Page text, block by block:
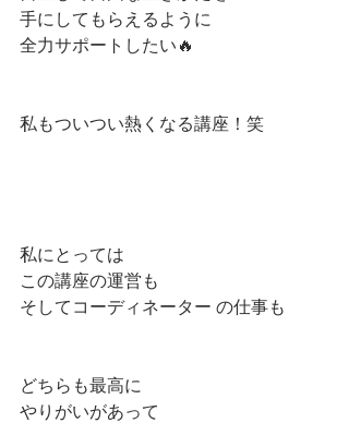
手にしてもらえるように
全力サポートしたい🔥
私もついつい熱くなる講座！笑
私にとっては
この講座の運営も
そしてコーディネーター の仕事も
どちらも最高に
やりがいがあって